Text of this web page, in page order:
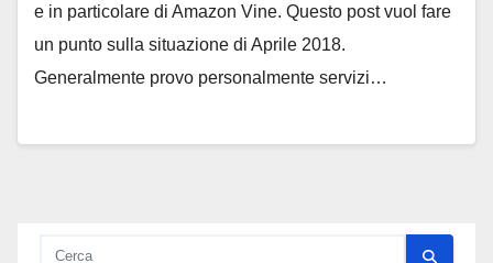
e in particolare di Amazon Vine. Questo post vuol fare
un punto sulla situazione di Aprile 2018.
Generalmente provo personalmente servizi…